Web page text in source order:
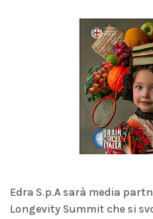
Edra S.p.A sarà media
Longevity Summit che si